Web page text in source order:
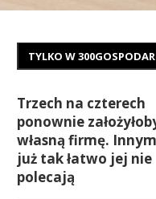
TYLKO W
Trzech na czterech
ponownie
własną firmę. Innym
już tak łatwo jej nie
polecają